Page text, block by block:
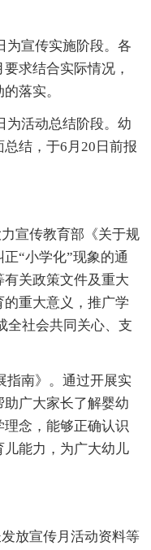
为宣传实施阶段。各
求结合实际情况，
落实。
为活动总结阶段。幼
结，于6月20日前报
宣传教育部《关于规
“小学化”现象的通
关政策文件及重大
重大意义，推广学
全社会共同关心、支
指南》。通过开展实
广大家长了解婴幼
念，能够正确认识
能力，为广大幼儿
放宣传月活动资料等